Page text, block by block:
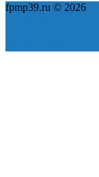
fpmp39.ru © 2026